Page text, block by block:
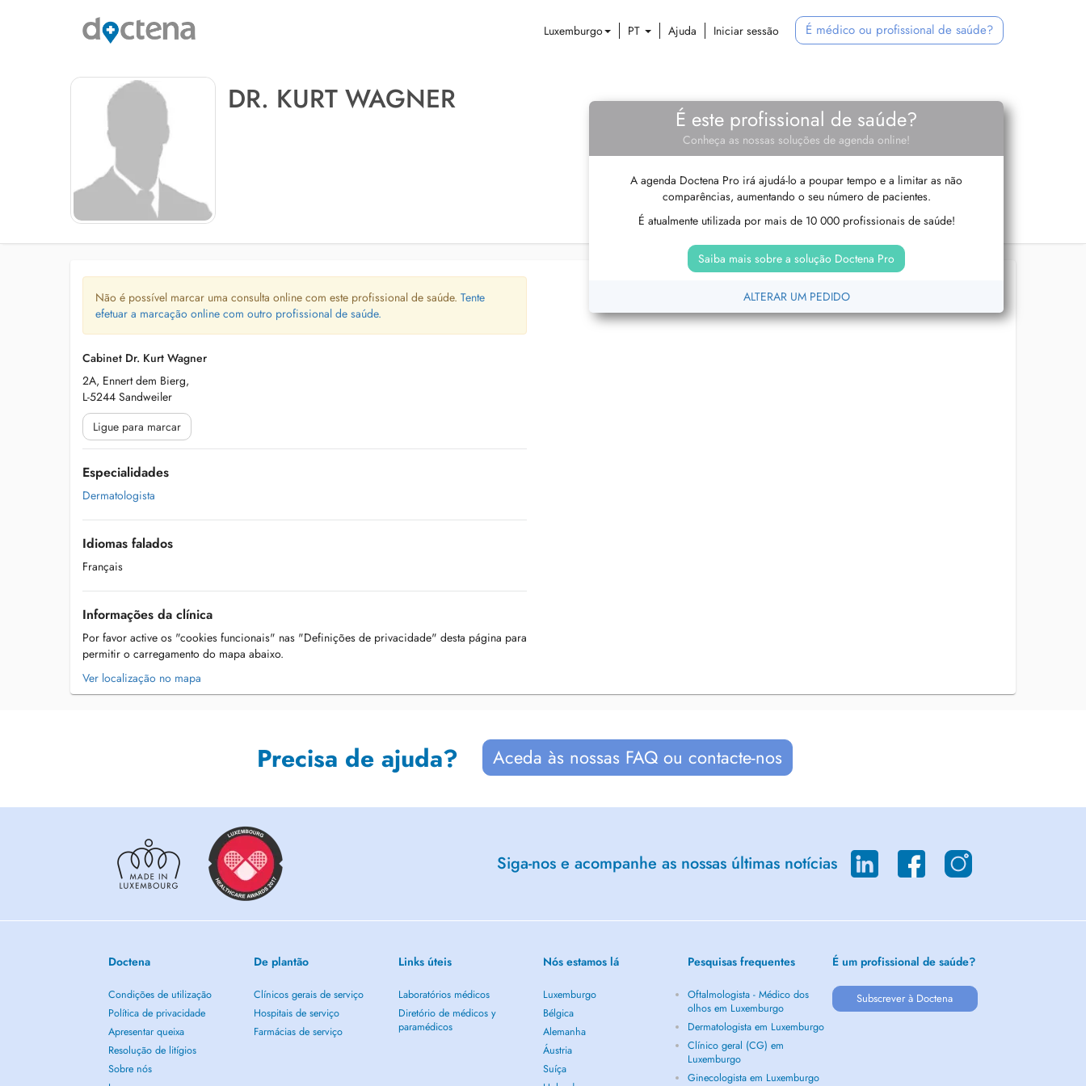
Luxemburgo PT Ajuda Iniciar sessão É médico ou profissional de saúde?
DR. KURT WAGNER
É este profissional de saúde?
Conheça as nossas soluções de agenda online!
A agenda Doctena Pro irá ajudá-lo a poupar tempo e a limitar as não
comparências, aumentando o seu número de pacientes.
É atualmente utilizada por mais de 10 000 profissionais de saúde!
Saiba mais sobre a solução Doctena Pro
ALTERAR UM PEDIDO
Não é possível marcar uma consulta online com este profissional de saúde. Tente
efetuar a marcação online com outro profissional de saúde.
Cabinet Dr. Kurt Wagner
2A, Ennert dem Bierg,
L-5244 Sandweiler
Ligue para marcar
Especialidades
Dermatologista
Idiomas falados
Français
Informações da clínica
Por favor active os "cookies funcionais" nas "Definições de privacidade" desta página para
permitir o carregamento do mapa abaixo.
Ver localização no mapa
Precisa de ajuda? Aceda às nossas FAQ ou contacte-nos
Siga-nos e acompanhe as nossas últimas notícias
Doctena
Condições de utilização
Política de privacidade
Apresentar queixa
Resolução de litígios
Sobre nós
De plantão
Clínicos gerais de serviço
Hospitais de serviço
Farmácias de serviço
Links úteis
Laboratórios médicos
Diretório de médicos y
paramédicos
Nós estamos lá
Luxemburgo
Bélgica
Alemanha
Áustria
Suíça
Pesquisas frequentes
Oftalmologista - Médico dos
olhos em Luxemburgo
Dermatologista em Luxemburgo
Clínico geral (CG) em
Luxemburgo
Ginecologista em Luxemburgo
É um profissional de saúde?
Subscrever à Doctena